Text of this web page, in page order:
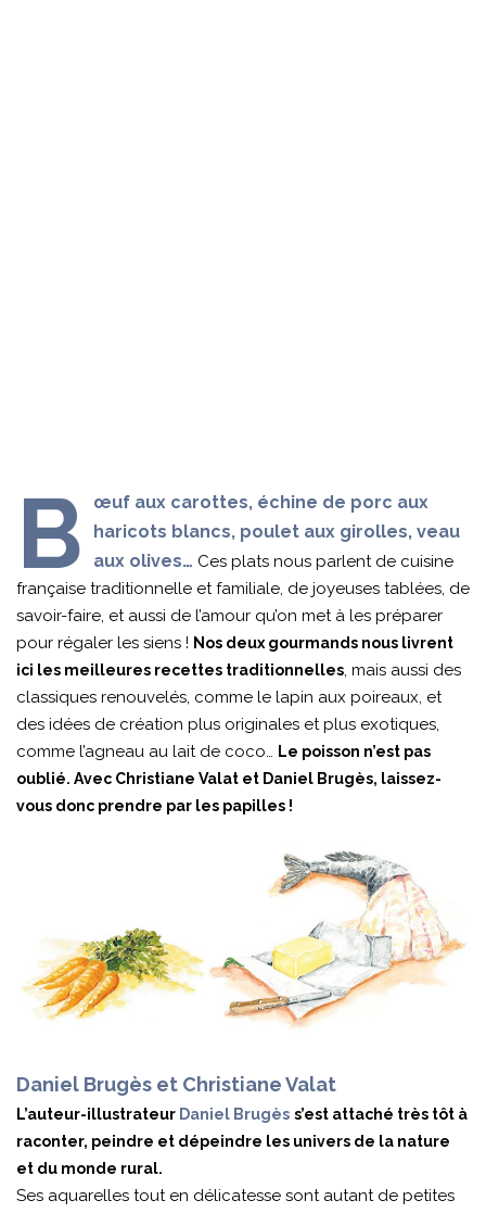
B
œuf aux carottes, échine de porc aux
haricots blancs, poulet aux girolles, veau
aux olives… Ces plats nous parlent de cuisine
française traditionnelle et familiale, de joyeuses tablées, de
savoir-faire, et aussi de l’amour qu’on met à les préparer
pour régaler les siens ! Nos deux gourmands nous livrent
ici les meilleures recettes traditionnelles, mais aussi des
classiques renouvelés, comme le lapin aux poireaux, et
des idées de création plus originales et plus exotiques,
comme l’agneau au lait de coco… Le poisson n’est pas
oublié. Avec Christiane Valat et Daniel Brugès, laissez-
vous donc prendre par les papilles !
Daniel Brugès et Christiane Valat
L’auteur-illustrateur Daniel Brugès s’est attaché très tôt à
raconter, peindre et dépeindre les univers de la nature
et du monde rural.
Ses aquarelles tout en délicatesse sont autant de petites